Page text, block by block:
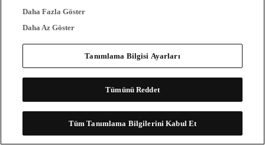
Daha Fazla Göster
Daha Az Göster
Tanımlama Bilgisi Ayarları
Tümünü Reddet
Tüm Tanımlama Bilgilerini Kabul Et